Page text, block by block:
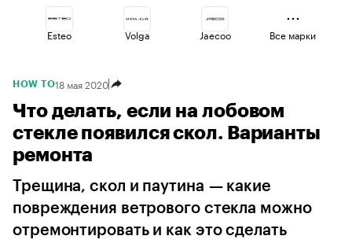
Esteo Volga Jaecoo
Haval
Voyah Omoda Changan
Все марки
HOW TO18 мая 2020
Что делать, если на лобовом
стекле появился скол. Варианты
ремонта
Трещина, скол и паутина — какие
повреждения ветрового стекла можно
отремонтировать и как это сделать